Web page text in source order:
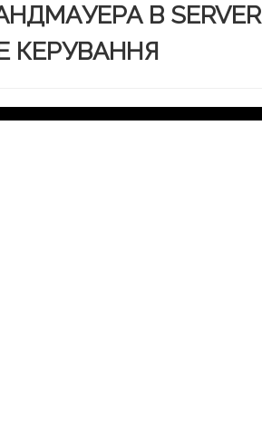
В SERVER
КЕРУВАННЯ